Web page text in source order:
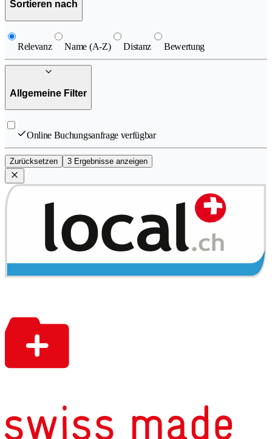
Sortieren nach
Relevanz Name (A-Z) Distanz Bewertung
Allgemeine Filter
Online Buchungsanfrage verfügbar
Zurücksetzen 3 Ergebnisse anzeigen